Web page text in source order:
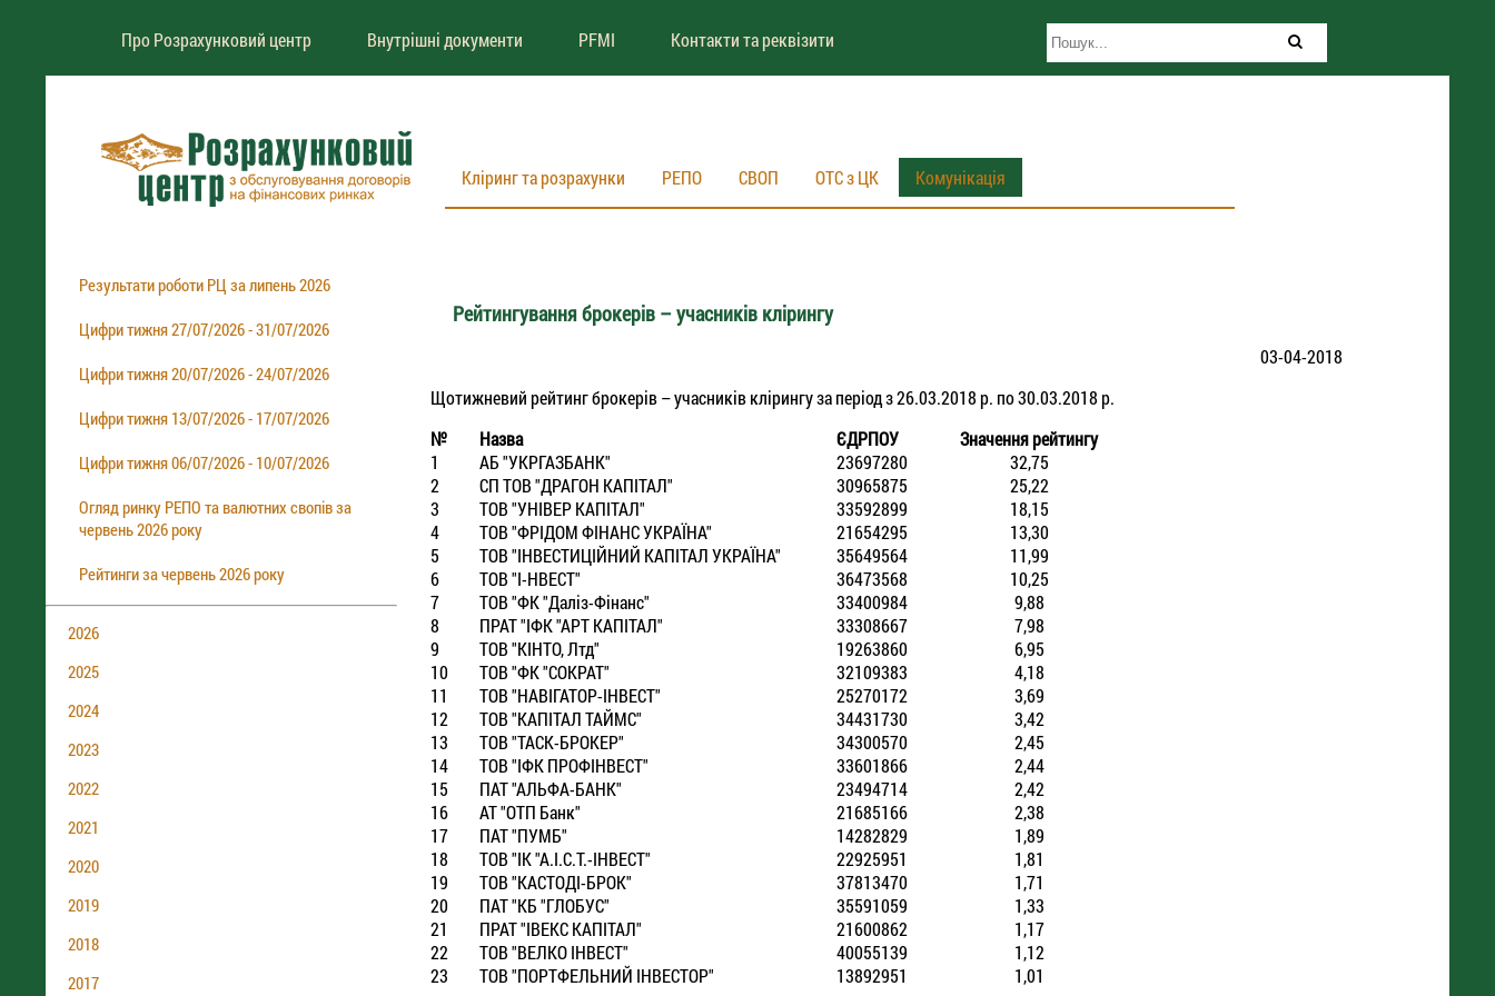
Про Розрахунковий центр Внутрішні документи PFMI Контакти та реквізити
Кліринг та розрахунки РЕПО СВОП ОТС з ЦК Комунікація
Результати роботи РЦ за липень 2026
Цифри тижня 27/07/2026 - 31/07/2026
Цифри тижня 20/07/2026 - 24/07/2026
Цифри тижня 13/07/2026 - 17/07/2026
Цифри тижня 06/07/2026 - 10/07/2026
Огляд ринку РЕПО та валютних свопів за
червень 2026 року
Рейтинги за червень 2026 року
2026
2025
2024
2023
2022
2021
2020
2019
2018
2017
Рейтингування брокерів – учасників клірингу
03-04-2018
Щотижневий рейтинг брокерів – учасників клірингу за період з 26.03.2018 р. по 30.03.2018 р.
№
Назва ЄДРПОУ Значеннярейтингу
1
АБ "УКРГАЗБАНК" 23697280
32,75
2
СП ТОВ "ДРАГОН КАПIТАЛ" 30965875
25,22
3
ТОВ "УНIВЕР КАПIТАЛ" 33592899
18,15
4
ТОВ "ФРIДОМ ФIНАНС УКРАЇНА" 21654295
13,30
5
ТОВ "IНВЕСТИЦIЙНИЙ КАПIТАЛ УКРАЇНА" 35649564
11,99
6
ТОВ "I-НВЕСТ" 36473568
10,25
7
ТОВ "ФК "Далiз-Фiнанс" 33400984
9,88
8
ПРАТ "IФК "АРТ КАПIТАЛ" 33308667
7,98
9
ТОВ "КIНТО, Лтд" 19263860
6,95
10
ТОВ "ФК "СОКРАТ" 32109383
4,18
11
ТОВ "НАВIГАТОР-IНВЕСТ" 25270172
3,69
12
ТОВ "КАПIТАЛ ТАЙМС" 34431730
3,42
13
ТОВ "ТАСК-БРОКЕР" 34300570
2,45
14
ТОВ "IФК ПРОФIНВЕСТ" 33601866
2,44
15
ПАТ "АЛЬФА-БАНК" 23494714
2,42
16
АТ "ОТП Банк" 21685166
2,38
17
ПАТ "ПУМБ" 14282829
1,89
18
ТОВ "IК "А.I.С.Т.-IНВЕСТ" 22925951
1,81
19
ТОВ "КАСТОДI-БРОК" 37813470
1,71
20
ПАТ "КБ "ГЛОБУС" 35591059
1,33
21
ПРАТ "IВЕКС КАПIТАЛ" 21600862
1,17
22
ТОВ "ВЕЛКО IНВЕСТ" 40055139
1,12
23
ТОВ "ПОРТФЕЛЬНИЙ IНВЕСТОР" 13892951 1,01